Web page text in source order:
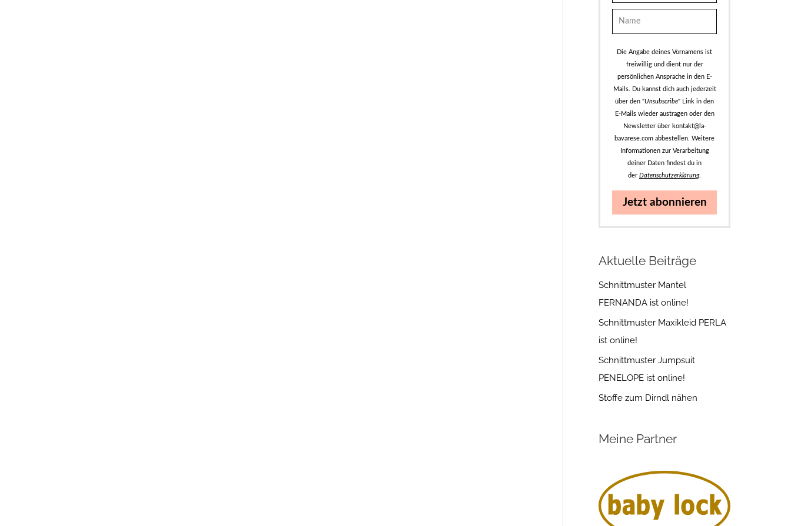
Die Angabe deines Vornamens ist
freiwillig und dient nur der
persönlichen Ansprache in den E-
Mails. Du kannst dich auch jederzeit
über den "Unsubscribe" Link in den
E-Mails wieder austragen oder den
Newsletter über kontakt@la-
bavarese.com abbestellen. Weitere
Informationen zur Verarbeitung
deiner Daten findest du in
der Datenschutzerklärung.
Jetzt abonnieren
Aktuelle Beiträge
Schnittmuster Mantel
FERNANDA ist online!
Schnittmuster Maxikleid PERLA
ist online!
Schnittmuster Jumpsuit
PENELOPE ist online!
Stoffe zum Dirndl nähen
Meine Partner